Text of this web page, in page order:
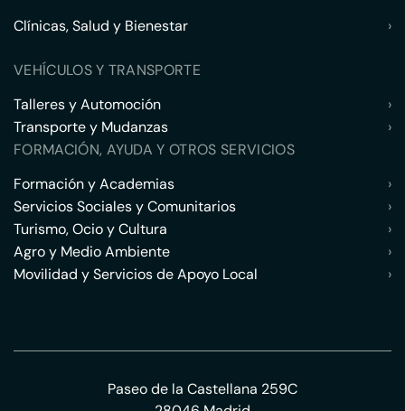
Clínicas, Salud y Bienestar
›
VEHÍCULOS Y TRANSPORTE
Talleres y Automoción
›
Transporte y Mudanzas
›
FORMACIÓN, AYUDA Y OTROS SERVICIOS
Formación y Academias
›
Servicios Sociales y Comunitarios
›
Turismo, Ocio y Cultura
›
Agro y Medio Ambiente
›
Movilidad y Servicios de Apoyo Local
›
Paseo de la Castellana 259C